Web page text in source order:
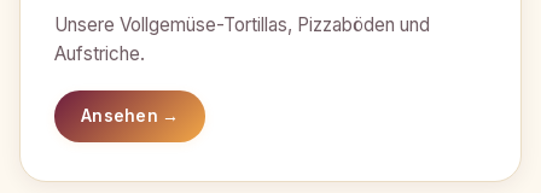
Unsere Vollgemüse-Tortillas, Pizzaböden und
Aufstriche.
Ansehen →